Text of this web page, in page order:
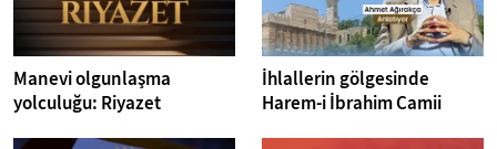
Manevi olgunlaşma
yolculuğu: Riyazet
İhlallerin gölgesinde
Harem-i İbrahim Camii